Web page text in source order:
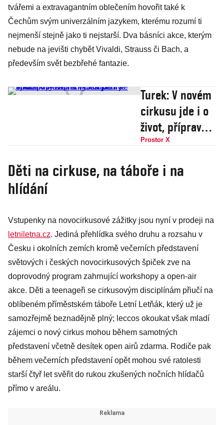
tvářemi a extravagantním oblečením hovořit také k
Čechům svým univerzálním jazykem, kterému rozumí ti
nejmenší stejně jako ti nejstarší. Dva básníci akce, kterým
nebude na jevišti chybět Vivaldi, Strauss či Bach, a
především svět bezbřehé fantazie.
Turek: V novém
cirkusu jde i o
život, příprava
na vystoupení
zápřah, Češi
Prostor X
Děti na cirkuse, na táboře i na
hlídání
Vstupenky na novocirkusové zážitky jsou nyní v prodeji na
letniletna.cz. Jediná přehlídka svého druhu a rozsahu v
Česku i okolních zemích kromě večerních představení
světových i českých novocirkusových špiček zve na
doprovodný program zahrnující workshopy a open-air
akce. Děti a teenageři se cirkusovým disciplínám přiučí na
oblíbeném příměstském táboře Letní Letňák, který už je
samozřejmě beznadějně plný; leccos okoukat však mladí
zájemci o nový cirkus mohou během samotných
představení včetně desítek open airů zdarma. Rodiče pak
během večerních představení opět mohou své ratolesti
starší čtyř let svěřit do rukou zkušených nočních hlídačů
přímo v areálu.